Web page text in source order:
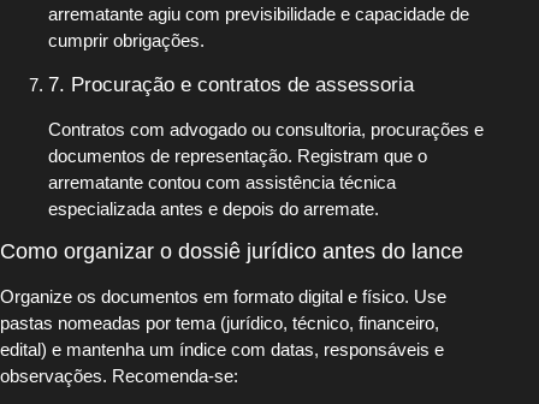
arrematante agiu com previsibilidade e capacidade de
cumprir obrigações.
7. Procuração e contratos de assessoria
Contratos com advogado ou consultoria, procurações e
documentos de representação. Registram que o
arrematante contou com assistência técnica
especializada antes e depois do arremate.
Como organizar o dossiê jurídico antes do lance
Organize os documentos em formato digital e físico. Use
pastas nomeadas por tema (jurídico, técnico, financeiro,
edital) e mantenha um índice com datas, responsáveis e
observações. Recomenda‑se: